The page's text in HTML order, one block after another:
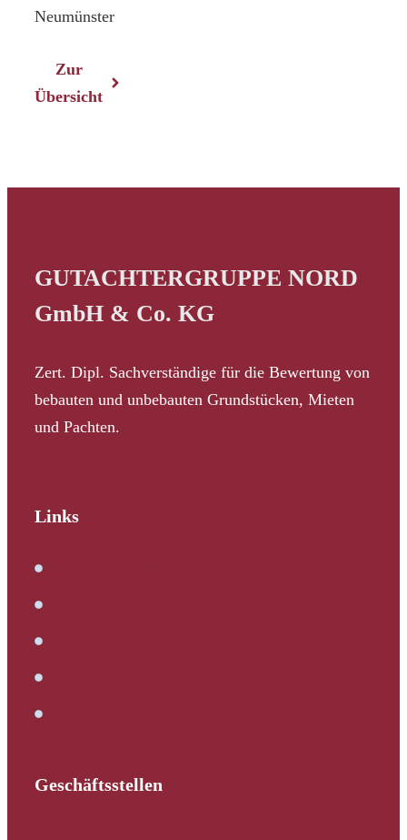
Neumünster
Zur
Übersicht
GUTACHTERGRUPPE NORD
GmbH & Co. KG
Zert. Dipl. Sachverständige für die Bewertung von
bebauten und unbebauten Grundstücken, Mieten
und Pachten.
Links
Geschäftsstellen